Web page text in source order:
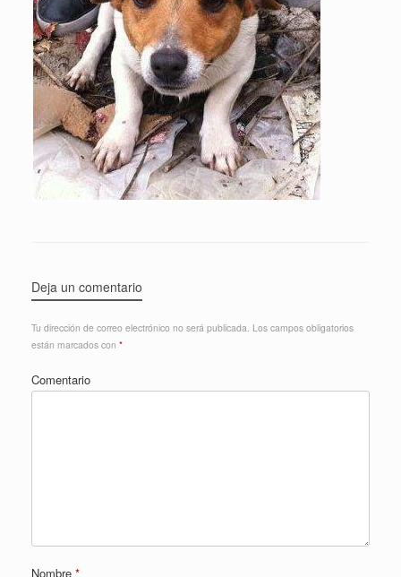
Deja un comentario
Tu dirección de correo electrónico no será publicada. Los campos obligatorios
están marcados con *
Comentario
Nombre *